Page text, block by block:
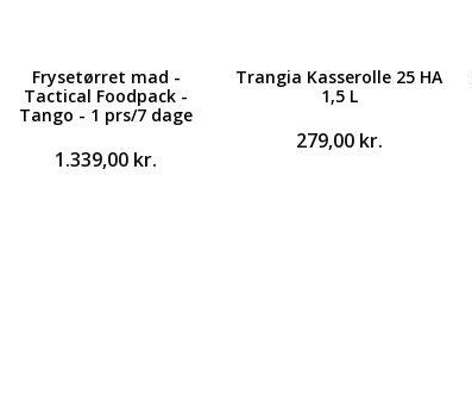
Frysetørret mad -
Tactical Foodpack -
Tango - 1 prs/7 dage
1.339,00 kr.
Trangia Kasserolle 25 HA
1,5 L
279,00 kr.